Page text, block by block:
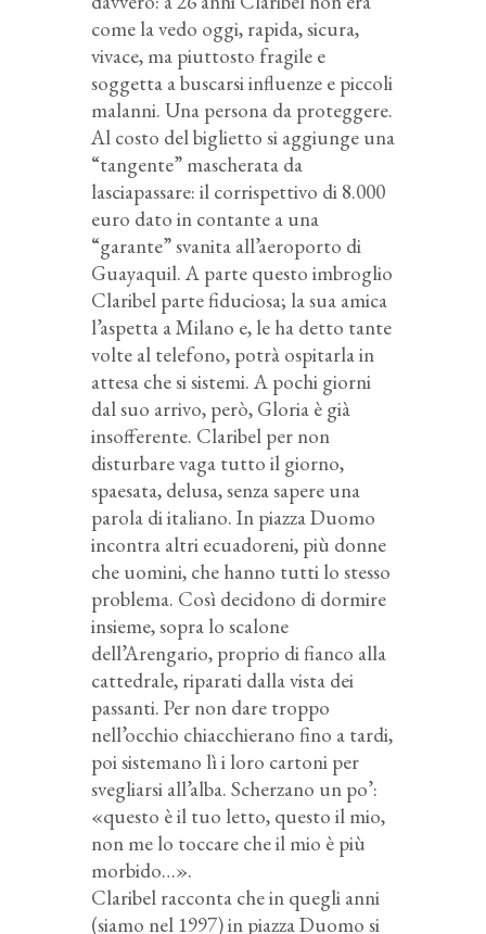
come la vedo oggi, rapida, sicura,
vivace, ma piuttosto fragile e
soggetta a buscarsi influenze e piccoli
malanni. Una persona da proteggere.
Al costo del biglietto si aggiunge una
“tangente” mascherata da
lasciapassare: il corrispettivo di 8.000
euro dato in contante a una
“garante” svanita all’aeroporto di
Guayaquil. A parte questo imbroglio
Claribel parte fiduciosa; la sua amica
l’aspetta a Milano e, le ha detto tante
volte al telefono, potrà ospitarla in
attesa che si sistemi. A pochi giorni
dal suo arrivo, però, Gloria è già
insofferente. Claribel per non
disturbare vaga tutto il giorno,
spaesata, delusa, senza sapere una
parola di italiano. In piazza Duomo
incontra altri ecuadoreni, più donne
che uomini, che hanno tutti lo stesso
problema. Così decidono di dormire
insieme, sopra lo scalone
dell’Arengario, proprio di fianco alla
cattedrale, riparati dalla vista dei
passanti. Per non dare troppo
nell’occhio chiacchierano fino a tardi,
poi sistemano lì i loro cartoni per
svegliarsi all’alba. Scherzano un po’:
«questo è il tuo letto, questo il mio,
non me lo toccare che il mio è più
morbido…».
Claribel racconta che in quegli anni
(siamo nel 1997) in piazza Duomo si